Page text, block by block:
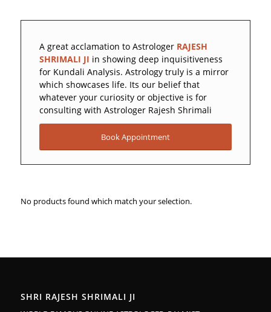
A great acclamation to AstrologerRAJESH
SHRIMALI JI in showing deep inquisitiveness
for Kundali Analysis. Astrology truly is a mirror
which showcases life. Its our belief that
whatever your curiosity or objective is for
consulting with Astrologer Rajesh Shrimali
Book Appointment
No products found which match your selection.
SHRI RAJESH SHRIMALI JI